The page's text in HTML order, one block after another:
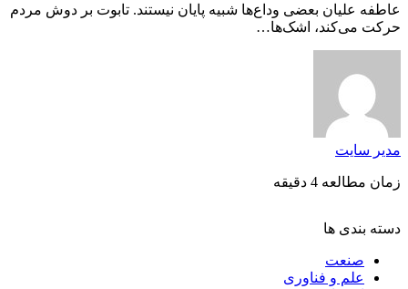
عاطفه علیان بعضی وداع‌ها شبیه پایان نیستند. تابوت بر دوش مردم
حرکت می‌کند، اشک‌ها…
مدیر سایت
زمان مطالعه 4 دقیقه
دسته بندی ها
صنعت
علم و فناوری